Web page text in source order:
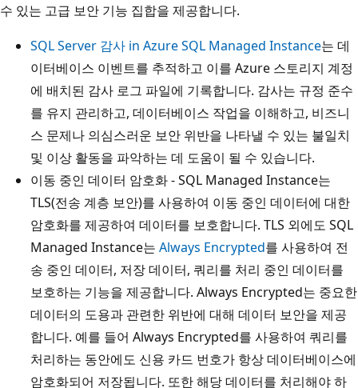
수 있는 고급 보안 기능 집합을 제공합니다.
SQL Server 감사 in Azure SQL Managed Instance는 데
이터베이스 이벤트를 추적하고 이를 Azure 스토리지 계정
에 배치된 감사 로그 파일에 기록합니다. 감사는 규정 준수
를 유지 관리하고, 데이터베이스 작업을 이해하고, 비즈니
스 문제나 의심스러운 보안 위반을 나타낼 수 있는 불일치
및 이상 활동을 파악하는 데 도움이 될 수 있습니다.
이동 중인 데이터 암호화 - SQL Managed Instance는
TLS(전송 계층 보안)를 사용하여 이동 중인 데이터에 대한
암호화를 제공하여 데이터를 보호합니다. TLS 외에도 SQL
Managed Instance는 Always Encrypted를 사용하여 전
송 중인 데이터, 저장 데이터, 쿼리를 처리 중인 데이터를
보호하는 기능을 제공합니다. Always Encrypted는 중요한
데이터의 도용과 관련한 위반에 대해 데이터 보안을 제공
합니다. 예를 들어 Always Encrypted를 사용하여 쿼리를
처리하는 동안에도 신용 카드 번호가 항상 데이터베이스에
암호화되어 저장됩니다. 또한 해당 데이터를 처리해야 하